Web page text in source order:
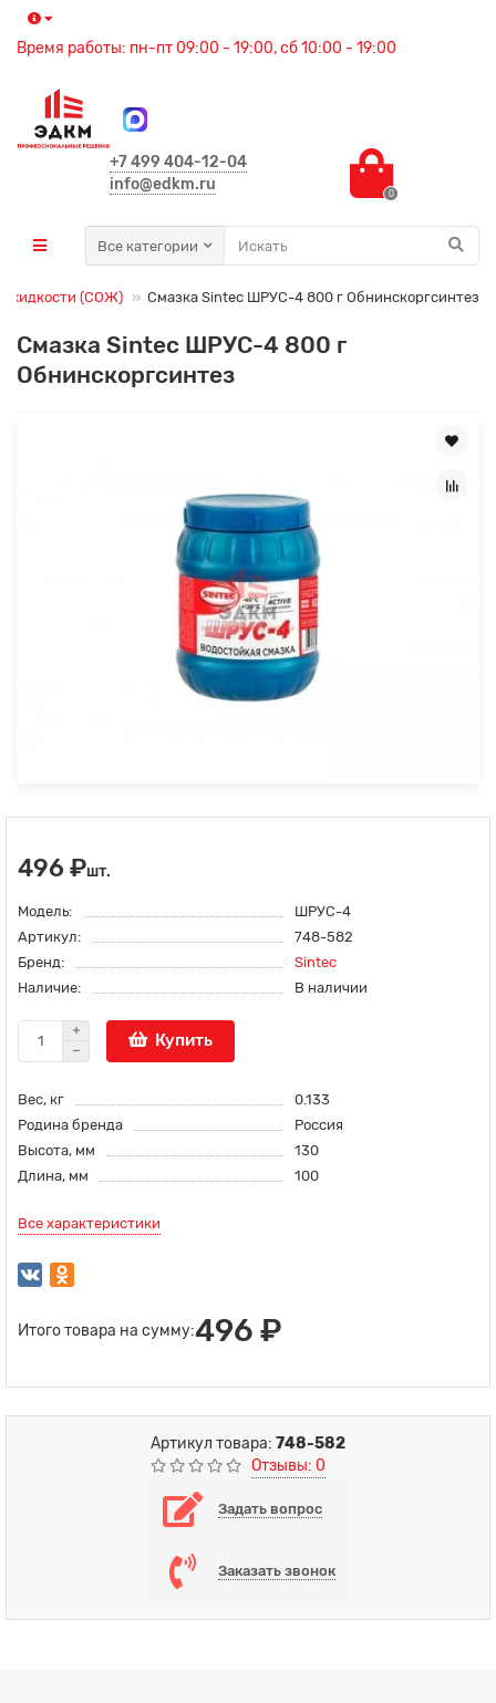
Время работы: пн-пт 09:00 - 19:00, сб 10:00 - 19:00
+7 499 404-12-04
info@edkm.ru
0
Все категории
жидкости (СОЖ) Смазка Sintec ШРУС-4 800 г Обнинскоргсинтез
Смазка Sintec ШРУС-4 800 г
Обнинскоргсинтез
496 ₽шт.
Модель:
ШРУС-4
Артикул:
748-582
Бренд:
Sintec
Наличие:
В наличии
Купить
Вес, кг
0.133
Родина бренда
Россия
Высота, мм
130
Длина, мм
100
Все характеристики
Итого товара на сумму:496 ₽
Артикул товара: 748-582
Отзывы: 0
Задать вопрос
Заказать звонок